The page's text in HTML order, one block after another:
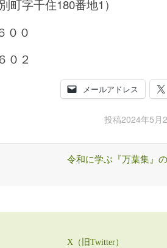
町字千住180番地1）
００
０２
メールアドレス
投稿2024年5月
令和に学ぶ『万葉集』
X（旧Twitter）